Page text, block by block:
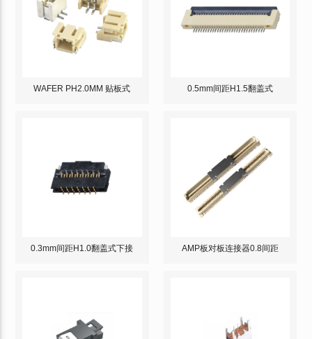
WAFER PH2.0MM 贴板式 0.5mm间距H1.5翻盖式
0.3mm间距H1.0翻盖式下接 AMP板对板连接器0.8间距